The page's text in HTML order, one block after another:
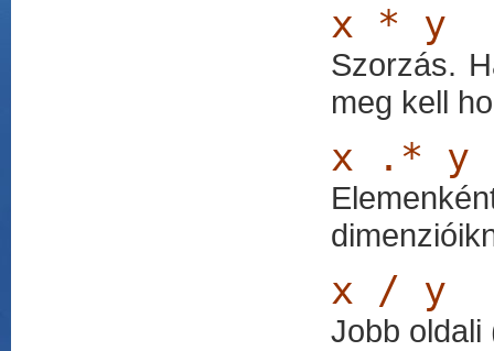
x * y
Szorzás.
meg kell
x .* y
x / y
Jobb oldali